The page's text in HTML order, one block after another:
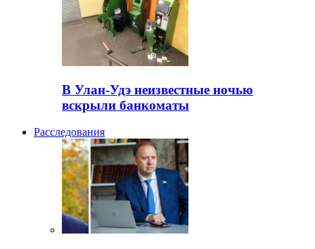
В Улан-Удэ неизвестные ночью
вскрыли банкоматы
Расследования